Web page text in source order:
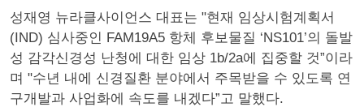
성재영 뉴라클사이언스 대표는 "현재 임상시험계획서
(IND) 심사중인 FAM19A5 항체 후보물질 ‘NS101’의 돌발
성 감각신경성 난청에 대한 임상 1b/2a에 집중할 것”이라
며 "수년 내에 신경질환 분야에서 주목받을 수 있도록 연
구개발과 사업화에 속도를 내겠다”고 말했다.